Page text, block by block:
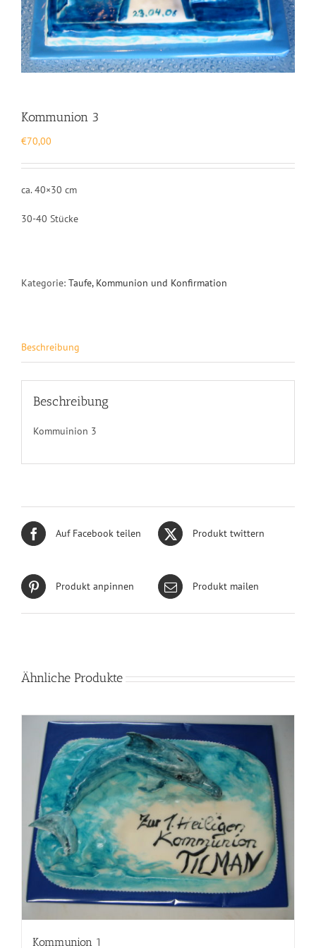
Kommunion 3
€70,00
ca. 40×30 cm
30-40 Stücke
Kategorie: Taufe, Kommunion und Konfirmation
Beschreibung
Beschreibung
Kommuinion 3
Auf Facebook teilen Produkt twittern
Produkt anpinnen Produkt mailen
Ähnliche Produkte
Kommunion 1